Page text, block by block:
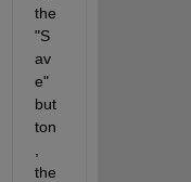
the
"S
av
e"
but
ton
the